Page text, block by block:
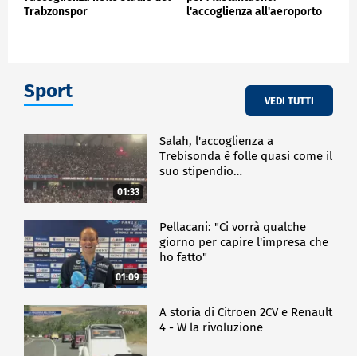
Trabzonspor
l'accoglienza all'aeroporto
Sport VEDI TUTTI
01:33
Salah, l'accoglienza a
Trebisonda è folle quasi come il
suo stipendio…
01:09
Pellacani: "Ci vorrà qualche
giorno per capire l'impresa che
ho fatto"
A storia di Citroen 2CV e Renault
4 - W la rivoluzione